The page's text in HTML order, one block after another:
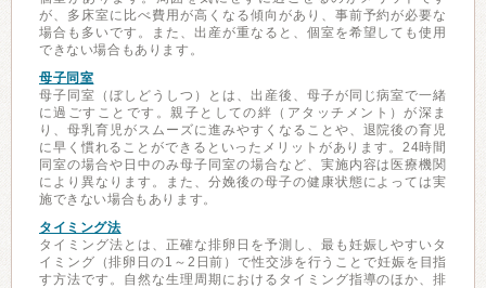
が、多床室に比べ費用が高くなる傾向があり、事前予約が必要な
場合も多いです。また、出産が重なると、個室を希望しても使用
できない場合もあります。
母子同室
母子同室（ぼしどうしつ）とは、出産後、母子が同じ病室で一緒
に過ごすことです。親子としての絆（アタッチメント）が深ま
り、母乳育児がスムーズに進みやすくなることや、退院後の育児
に早く慣れることができるといったメリットがあります。24時間
同室の場合や日中のみ母子同室の場合など、実施内容は医療機関
により異なります。また、分娩後の母子の健康状態によっては実
施できない場合もあります。
タイミング法
タイミング法とは、正確な排卵日を予測し、最も妊娠しやすいタ
イミング（排卵日の1～2日前）で性交渉を行うことで妊娠を目指
す方法です。自然な生理周期におけるタイミング指導のほか、排